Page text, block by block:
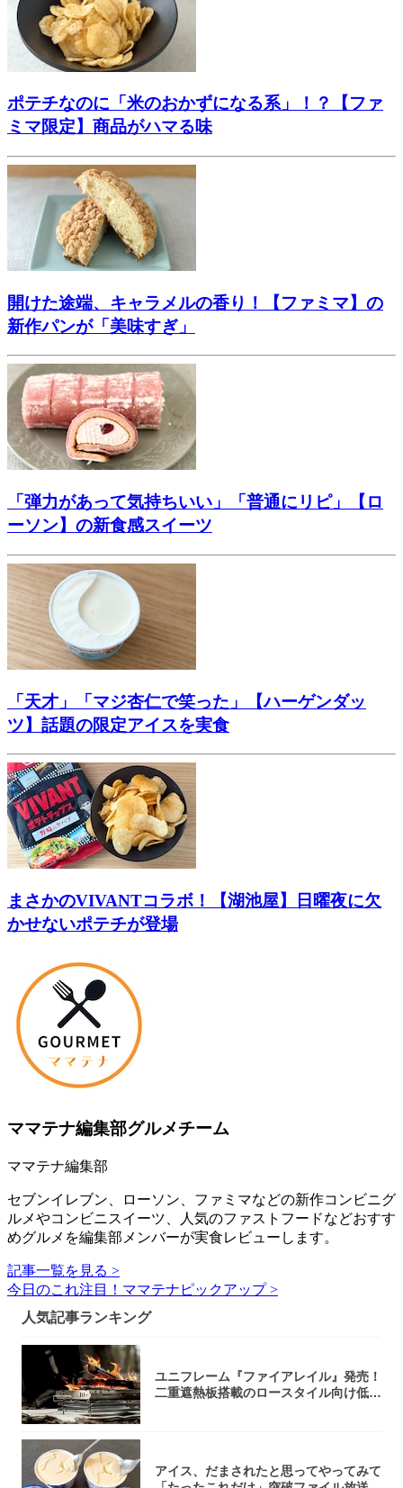
ポテチなのに「米のおかずになる系」！？【ファ
ミマ限定】商品がハマる味
開けた途端、キャラメルの香り！【ファミマ】の
新作パンが「美味すぎ」
「弾力があって気持ちいい」「普通にリピ」【ロ
ーソン】の新食感スイーツ
「天才」「マジ杏仁で笑った」【ハーゲンダッ
ツ】話題の限定アイスを実食
まさかのVIVANTコラボ！【湖池屋】日曜夜に欠
かせないポテチが登場
ママテナ編集部グルメチーム
ママテナ編集部
セブンイレブン、ローソン、ファミマなどの新作コンビニグ
ルメやコンビニスイーツ、人気のファストフードなどおすす
めグルメを編集部メンバーが実食レビューします。
記事一覧を見る >
今日のこれ注目！ママテナピックアップ >
人気記事ランキング
ユニフレーム『ファイアレイル』発売！
二重遮熱板搭載のロースタイル向け低型
アイス、だまされたと思ってやってみて